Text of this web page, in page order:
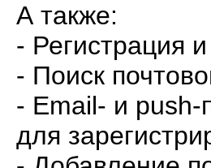
А также:
- Регистрация
- Поиск
- Email- и push-
для